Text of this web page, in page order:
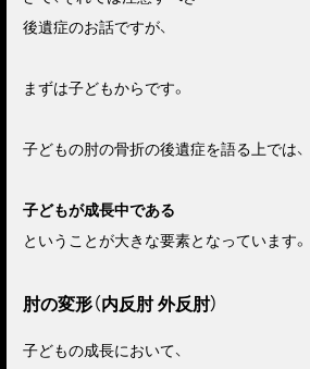
後遺症のお話ですが、
まずは子どもからです。
子どもの肘の骨折の後遺症を語る上では、
子どもが成長中である
ということが大きな要素となっています。
肘の変形（内反肘 外反肘）
子どもの成長において、